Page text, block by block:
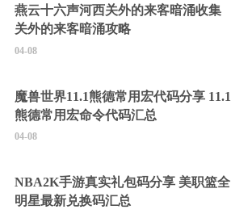
燕云十六声河西关外的来客暗涌收集
关外的来客暗涌攻略
04-08
魔兽世界11.1熊德常用宏代码分享 11.1
熊德常用宏命令代码汇总
04-08
NBA2K手游真实礼包码分享 美职篮全
明星最新兑换码汇总